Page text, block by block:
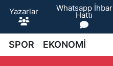
Yazarlar Whatsapp İhbar
Hattı
SPOR EKONOMİ